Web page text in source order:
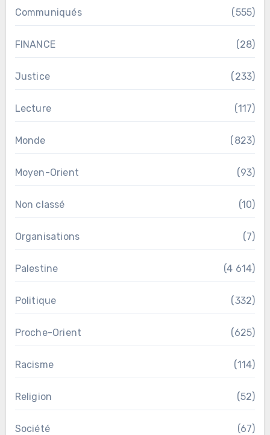
Communiqués (555)
FINANCE (28)
Justice (233)
Lecture (117)
Monde (823)
Moyen-Orient (93)
Non classé (10)
Organisations (7)
Palestine (4 614)
Politique (332)
Proche-Orient (625)
Racisme (114)
Religion (52)
Société (67)